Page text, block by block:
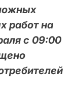
работ на
с 09:00